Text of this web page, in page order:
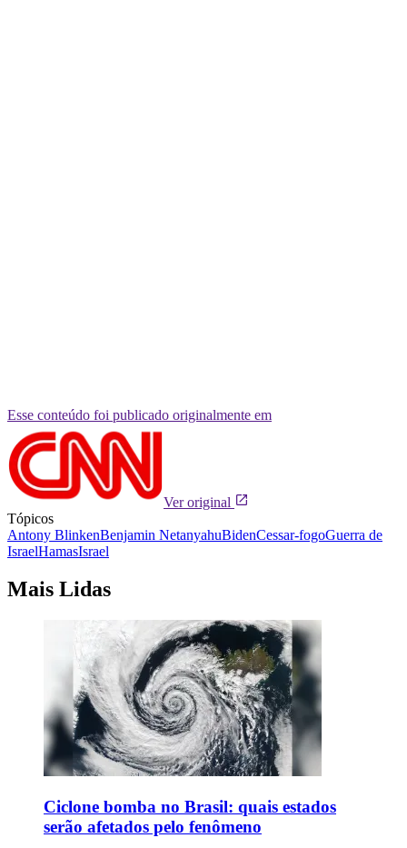
Esse conteúdo foi publicado originalmente em
Ver original
Tópicos
Antony BlinkenBenjamin NetanyahuBidenCessar-fogoGuerra de
IsraelHamasIsrael
Mais Lidas
Ciclone bomba no Brasil: quais estados
serão afetados pelo fenômeno